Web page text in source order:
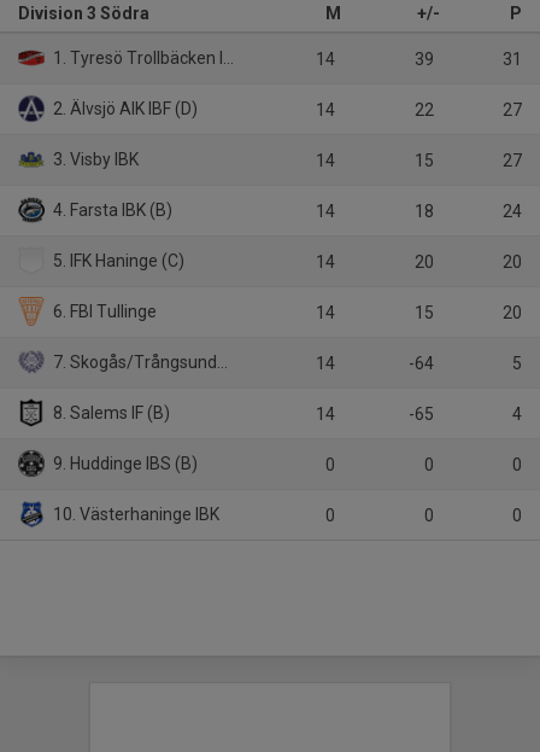
Division 3 Södra
M +/- P
1. Tyresö Trollbäcken IBK 14 39 31
2. Älvsjö AIK IBF (D) 14 22 27
3. Visby IBK 14 15 27
4. Farsta IBK (B) 14 18 24
5. IFK Haninge (C) 14 20 20
6. FBI Tullinge 14 15 20
7. Skogås/Trångsunds IBK 14 -64 5
8. Salems IF (B) 14 -65 4
9. Huddinge IBS (B) 0 0 0
10. Västerhaninge IBK 0 0 0